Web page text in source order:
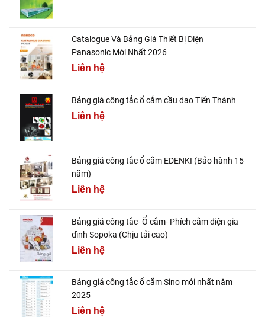
Catalogue Và Bảng Giá Thiết Bị Điện
Panasonic Mới Nhất 2026
Liên hệ
Bảng giá công tắc ổ cắm cầu dao Tiến Thành
Liên hệ
Bảng giá công tắc ổ cắm EDENKI (Bảo hành 15
năm)
Liên hệ
Bảng giá công tắc- Ổ cắm- Phích cắm điện gia
đình Sopoka (Chịu tải cao)
Liên hệ
Bảng giá công tắc ổ cắm Sino mới nhất năm
2025
Liên hệ